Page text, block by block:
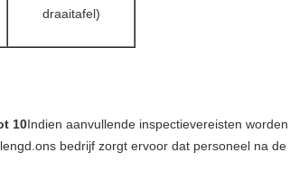
draaitafel)
10Indien aanvullende inspectievereisten
bedrijf zorgt ervoor dat personeel na